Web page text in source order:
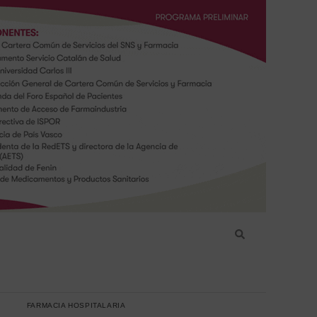
FARMACIA HOSPITALARIA